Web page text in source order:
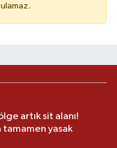
artık sit alanı!
tamamen yasak